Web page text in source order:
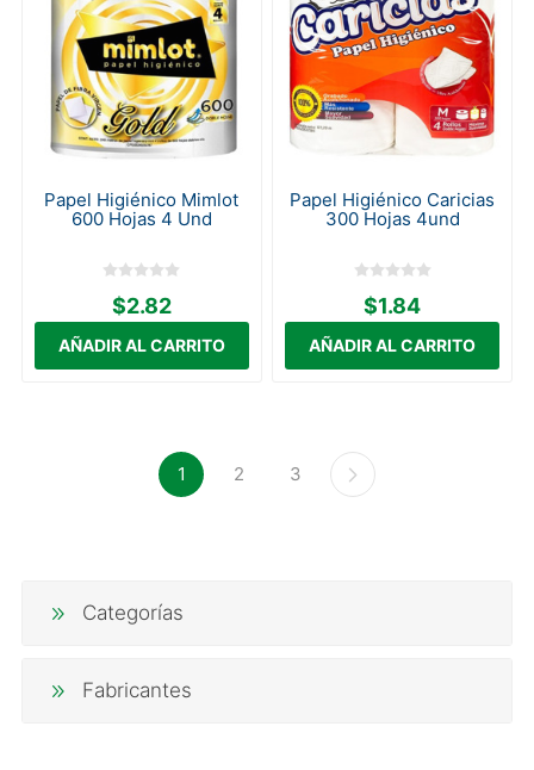
Papel Higiénico Mimlot
600 Hojas 4 Und
$2.82
Papel Higiénico Caricias
300 Hojas 4und
$1.84
1 2 3
Categorías
Fabricantes